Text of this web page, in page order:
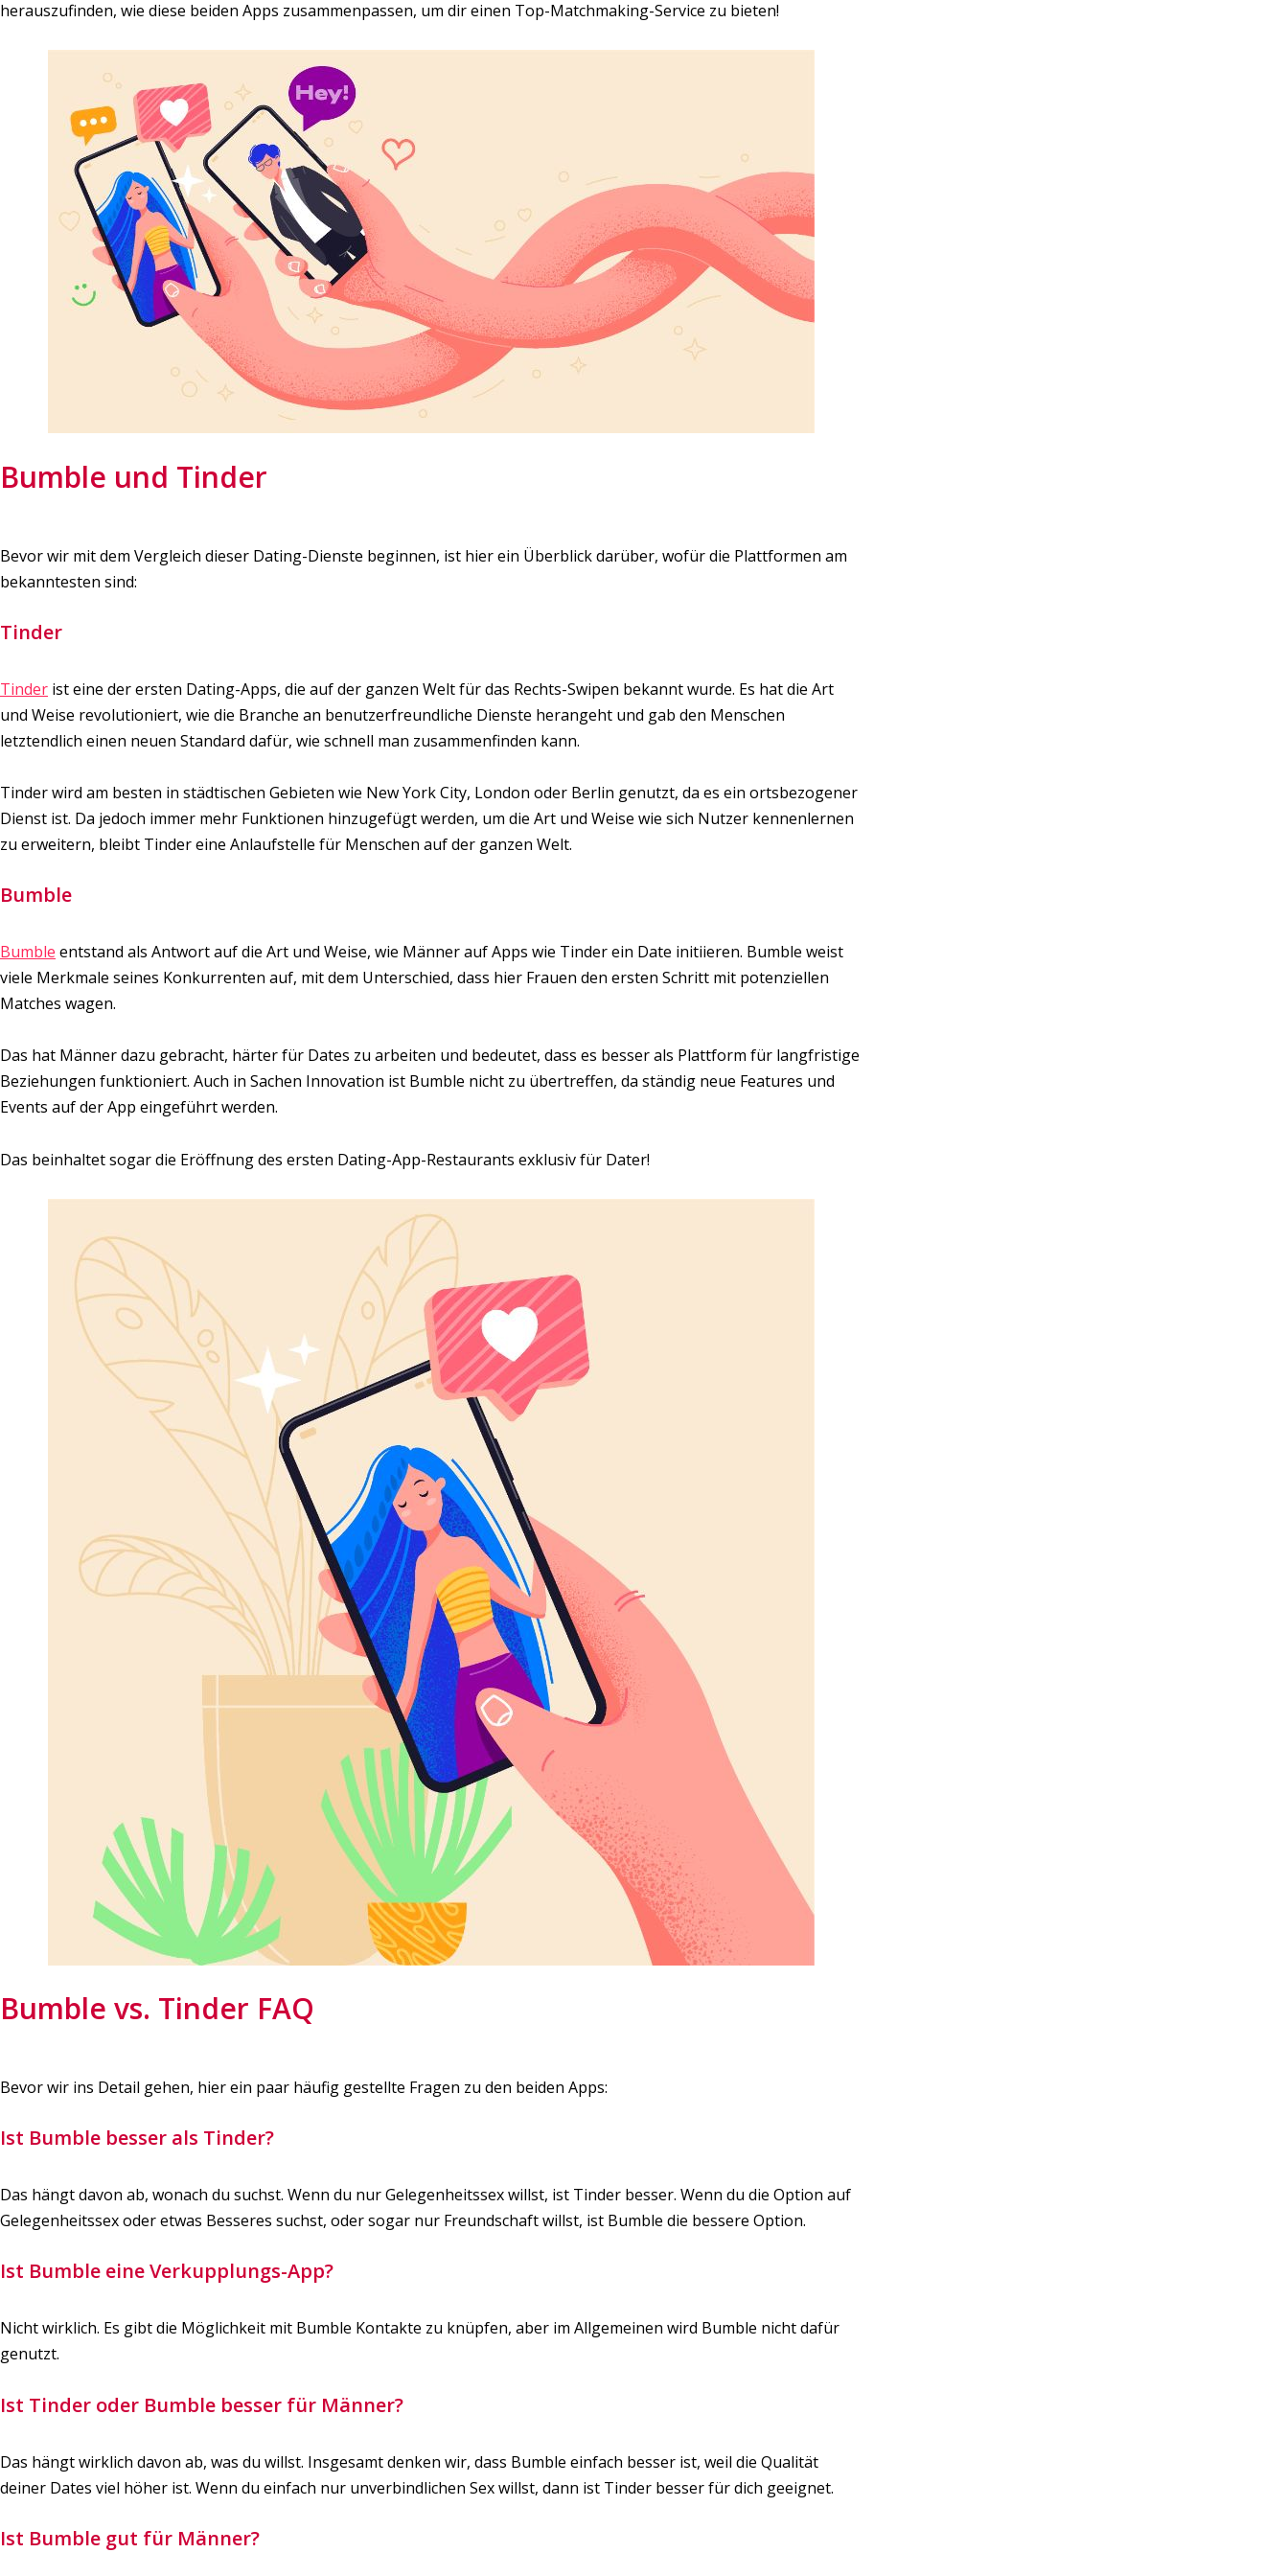
herauszufinden, wie diese beiden Apps zusammenpassen, um dir einen Top-Matchmaking-Service zu bieten!
Bumble und Tinder
Bevor wir mit dem Vergleich dieser Dating-Dienste beginnen, ist hier ein Überblick darüber, wofür die Plattformen am
bekanntesten sind:
Tinder
Tinder ist eine der ersten Dating-Apps, die auf der ganzen Welt für das Rechts-Swipen bekannt wurde. Es hat die Art
und Weise revolutioniert, wie die Branche an benutzerfreundliche Dienste herangeht und gab den Menschen
letztendlich einen neuen Standard dafür, wie schnell man zusammenfinden kann.
Tinder wird am besten in städtischen Gebieten wie New York City, London oder Berlin genutzt, da es ein ortsbezogener
Dienst ist. Da jedoch immer mehr Funktionen hinzugefügt werden, um die Art und Weise wie sich Nutzer kennenlernen
zu erweitern, bleibt Tinder eine Anlaufstelle für Menschen auf der ganzen Welt.
Bumble
Bumble entstand als Antwort auf die Art und Weise, wie Männer auf Apps wie Tinder ein Date initiieren. Bumble weist
viele Merkmale seines Konkurrenten auf, mit dem Unterschied, dass hier Frauen den ersten Schritt mit potenziellen
Matches wagen.
Das hat Männer dazu gebracht, härter für Dates zu arbeiten und bedeutet, dass es besser als Plattform für langfristige
Beziehungen funktioniert. Auch in Sachen Innovation ist Bumble nicht zu übertreffen, da ständig neue Features und
Events auf der App eingeführt werden.
Das beinhaltet sogar die Eröffnung des ersten Dating-App-Restaurants exklusiv für Dater!
Bumble vs. Tinder FAQ
Bevor wir ins Detail gehen, hier ein paar häufig gestellte Fragen zu den beiden Apps:
Ist Bumble besser als Tinder?
Das hängt davon ab, wonach du suchst. Wenn du nur Gelegenheitssex willst, ist Tinder besser. Wenn du die Option auf
Gelegenheitssex oder etwas Besseres suchst, oder sogar nur Freundschaft willst, ist Bumble die bessere Option.
Ist Bumble eine Verkupplungs-App?
Nicht wirklich. Es gibt die Möglichkeit mit Bumble Kontakte zu knüpfen, aber im Allgemeinen wird Bumble nicht dafür
genutzt.
Ist Tinder oder Bumble besser für Männer?
Das hängt wirklich davon ab, was du willst. Insgesamt denken wir, dass Bumble einfach besser ist, weil die Qualität
deiner Dates viel höher ist. Wenn du einfach nur unverbindlichen Sex willst, dann ist Tinder besser für dich geeignet.
Ist Bumble gut für Männer?